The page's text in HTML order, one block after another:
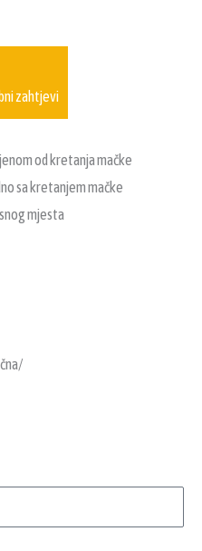
zahtjevi
od kretanja mačke
sa kretanjem mačke
mjesta